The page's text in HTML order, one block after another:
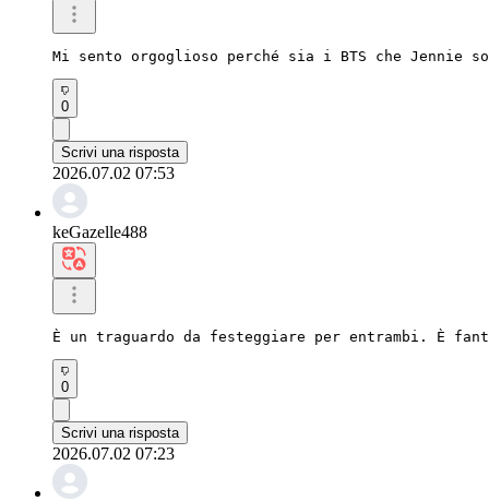
Mi sento orgoglioso perché sia ​​i BTS che Jennie
0
Scrivi una risposta
2026.07.02 07:53
keGazelle488
È un traguardo da festeggiare per entrambi. È
0
Scrivi una risposta
2026.07.02 07:23